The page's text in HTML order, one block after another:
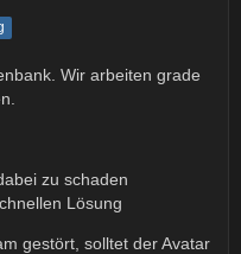
Wir arbeiten grade
zu schaden
Lösung
gestört, solltet der Avatar